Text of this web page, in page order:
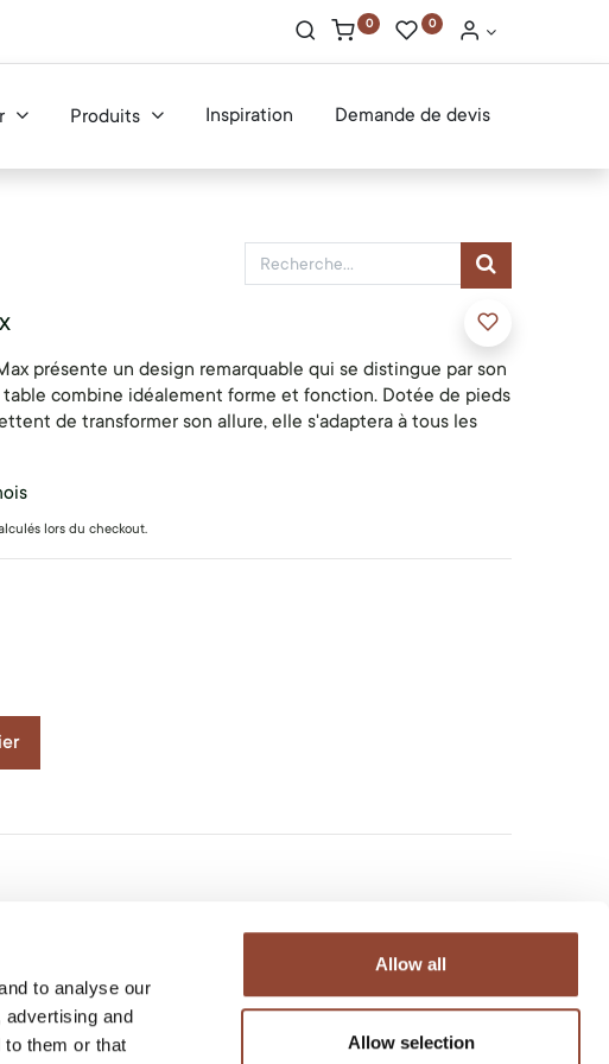
to analyse our
and
to them or that
Allow all
Allow selection
0 0
Produits Inspiration Demande de devis
présente un design remarquable qui se distingue par son
combine idéalement forme et fonction. Dotée de pieds
de transformer son allure, elle s'adaptera à tous les
lors du checkout.